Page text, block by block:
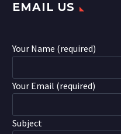
EMAIL US
Your Name (required)
Your Email (required)
Subject